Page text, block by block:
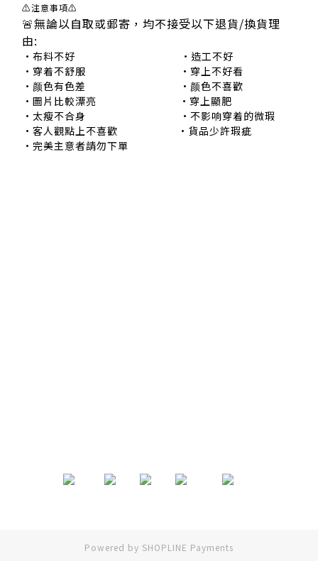
⚠注意事項⚠
🚨無論以自取或郵寄，均不接受以下退貨/換貨理
由:
•布料不好 •造工不好
•穿着不舒服 •穿上不好看
•颜色有色差 •颜色不喜歡
•圖片比較漂亮 •穿上顯肥
•太瘦不合身 •不影响穿着的微瑕
•客人觀點上不喜歡 •貨品少許瑕疵
•完美主意者請勿下單
Powered by SHOPLINE Payments